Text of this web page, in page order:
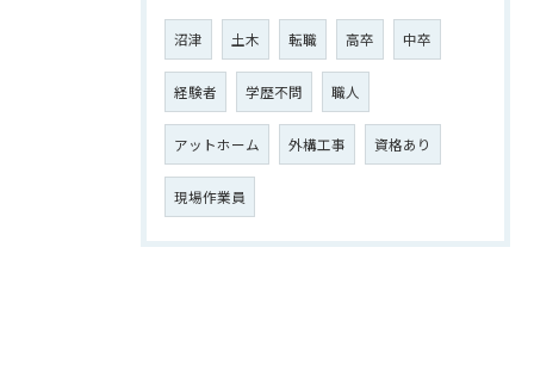
沼津 土木 転職 高卒 中卒
経験者 学歴不問 職人
アットホーム 外構工事 資格あり
現場作業員